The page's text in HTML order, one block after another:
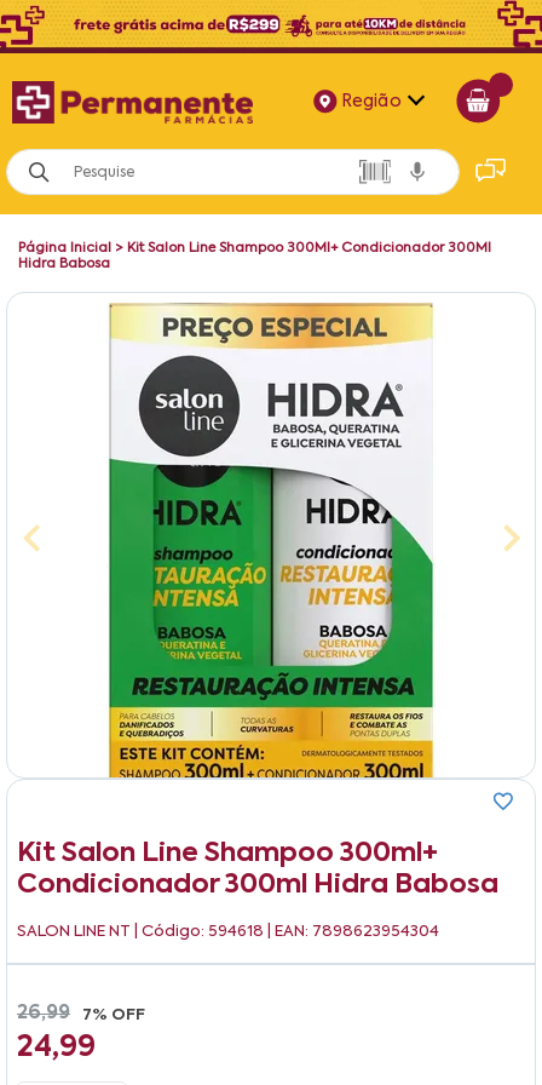
Região
Alagoas
Bahia
Pernambuco
Página Inicial > Kit Salon Line Shampoo 300Ml+ Condicionador 300Ml
Hidra Babosa
Kit Salon Line Shampoo 300ml+
Condicionador 300ml Hidra Babosa
SALON LINE NT | Código: 594618 | EAN: 7898623954304
26,99 7% OFF
24,99